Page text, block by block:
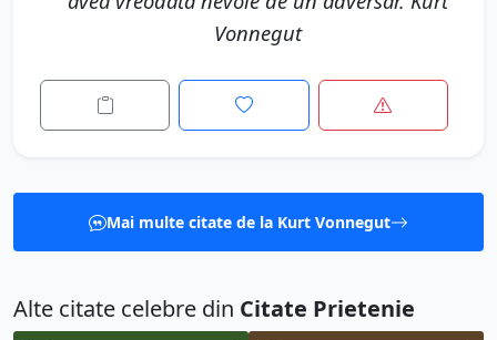
Vonnegut
Mai multe citate de la Kurt Vonnegut
Alte citate celebre din Citate Prietenie